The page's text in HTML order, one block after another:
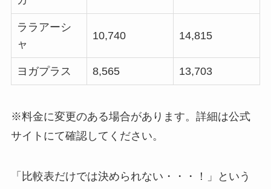
ララアーシ
ャ
10,740 14,815
ヨガプラス 8,565 13,703
※料金に変更のある場合があります。詳細は公式
サイトにて確認してください。
「比較表だけでは決められない・・・！」という